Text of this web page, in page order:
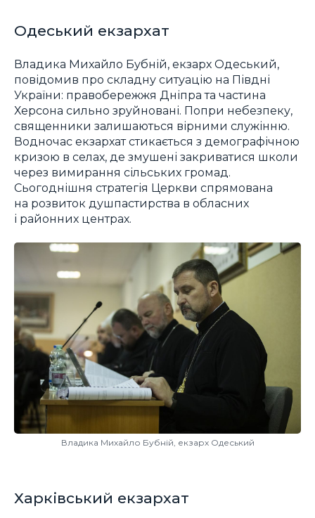
Одеський екзархат
Владика Михайло Бубній, екзарх Одеський,
повідомив про складну ситуацію на Півдні
України: правобережжя Дніпра та частина
Херсона сильно зруйновані. Попри небезпеку,
священники залишаються вірними служінню.
Водночас екзархат стикається з демографічною
кризою в селах, де змушені закриватися школи
через вимирання сільських громад.
Сьогоднішня стратегія Церкви спрямована
на розвиток душпастирства в обласних
і районних центрах.
Владика Михайло Бубній, екзарх Одеський
Харківський екзархат